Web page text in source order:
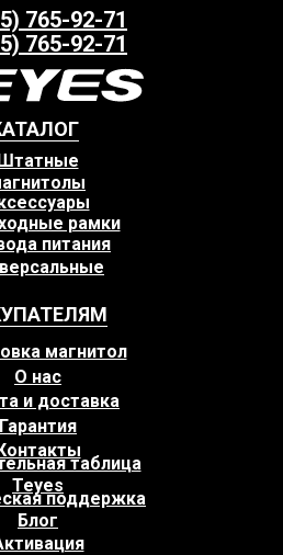
765-92-71
765-92-71
питания
рамки
магнитол
таблица
Teyes
Блог
поддержка
и доставка
О нас
Гарантия